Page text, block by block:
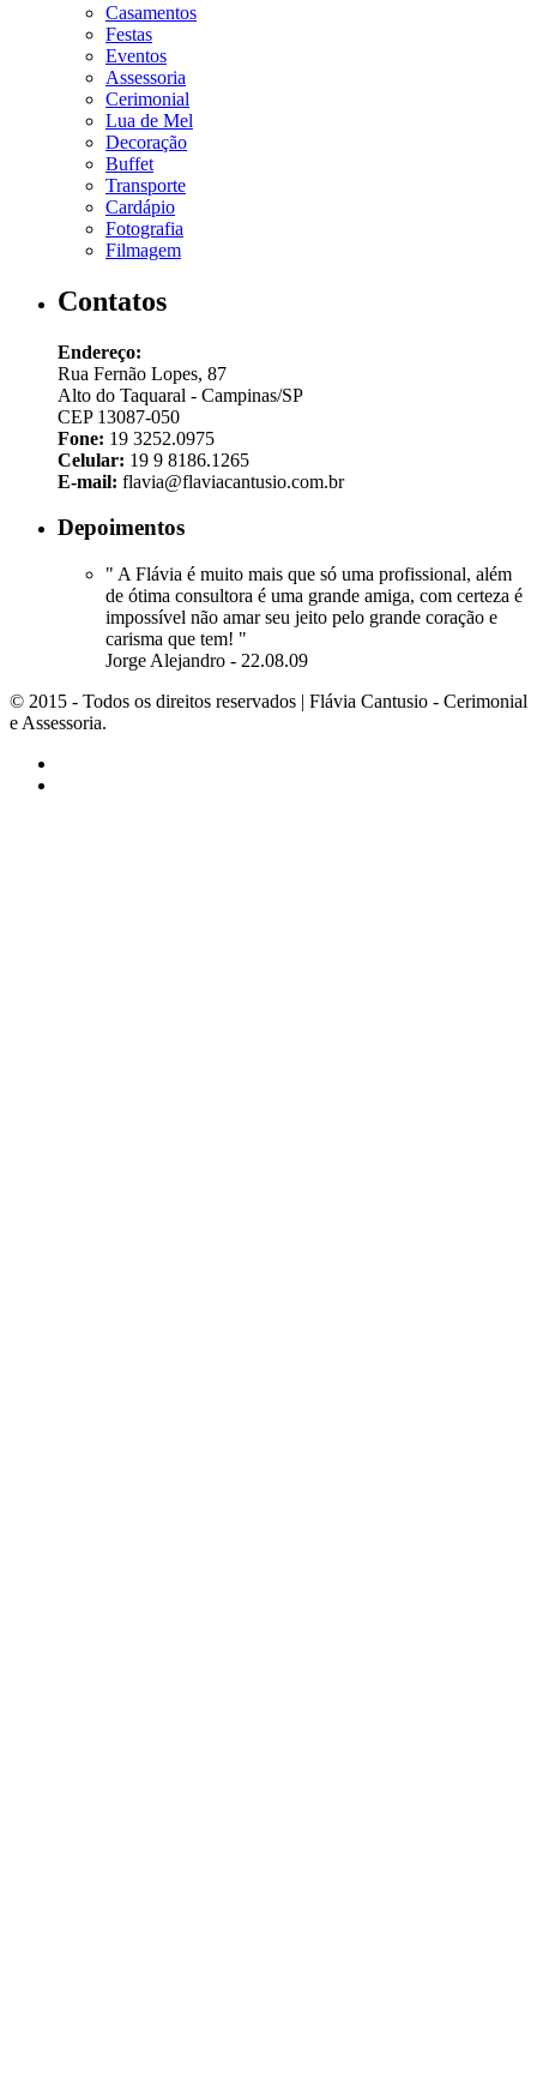
Casamentos
Festas
Eventos
Assessoria
Cerimonial
Lua de Mel
Decoração
Buffet
Transporte
Cardápio
Fotografia
Filmagem
Contatos
Endereço:
Rua Fernão Lopes, 87
Alto do Taquaral - Campinas/SP
CEP 13087-050
Fone: 19 3252.0975
Celular: 19 9 8186.1265
E-mail: flavia@flaviacantusio.com.br
Depoimentos
" A Flávia é muito mais que só uma profissional, além
de ótima consultora é uma grande amiga, com certeza é
impossível não amar seu jeito pelo grande coração e
carisma que tem! "
Jorge Alejandro - 22.08.09
© 2015 - Todos os direitos reservados | Flávia Cantusio - Cerimonial
e Assessoria.